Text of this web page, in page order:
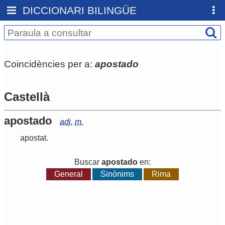
DICCIONARI BILINGÜE
Coincidències per a: apostado
Castellà
apostado adj. m.
apostat.
Buscar apostado en:
General
Sinònims Rima